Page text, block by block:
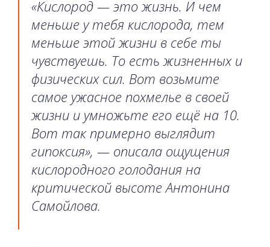
«Кислород — это жизнь. И чем
меньше у тебя кислорода, тем
меньше этой жизни в себе ты
чувствуешь. То есть жизненных и
физических сил. Вот возьмите
самое ужасное похмелье в своей
жизни и умножьте его ещё на 10.
Вот так примерно выглядит
гипоксия», — описала ощущения
кислородного голодания на
критической высоте Антонина
Самойлова.